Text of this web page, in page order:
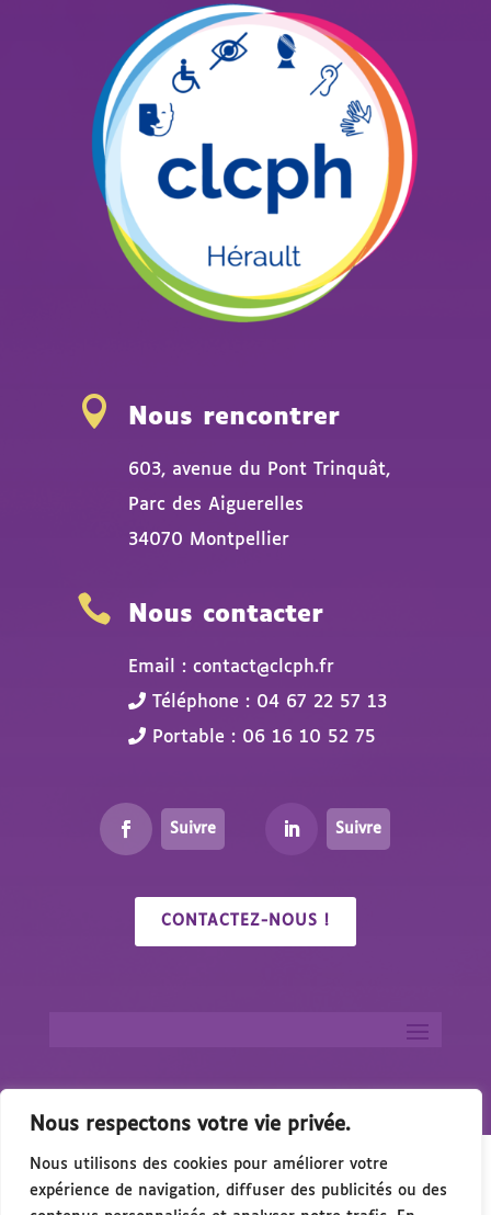
Nous respectons votre vie privée.
Nous utilisons des cookies pour améliorer votre
expérience de navigation, diffuser des publicités ou des
 Nous rencontrer
603, avenue du Pont Trinquât,
Parc des Aiguerelles
34070 Montpellier
 Nous contacter
Email : contact@clcph.fr
Téléphone : 04 67 22 57 13
Portable : 06 16 10 52 75
Suivre Suivre
CONTACTEZ-NOUS !